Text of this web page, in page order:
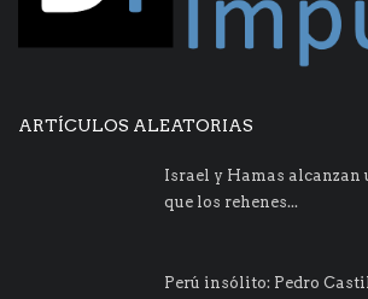
ARTÍCULOS ALEATORIAS
Israel y Hamas alcanzan
que los rehenes...
Perú insólito: Pedro